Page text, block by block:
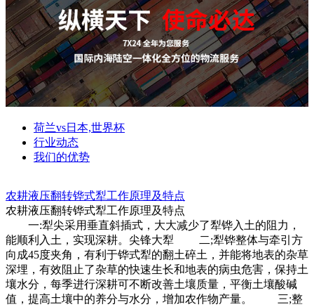
荷兰vs日本,世界杯
行业动态
我们的优势
农耕液压翻转铧式犁工作原理及特点
农耕液压翻转铧式犁工作原理及特点
一:犁尖采用垂直斜插式，大大减少了犁铧入土的阻力，
能顺利入土，实现深耕。尖锋大犁 二;犁铧整体与牵引方
向成45度夹角，有利于铧式犁的翻土碎土，并能将地表的杂草
深埋，有效阻止了杂草的快速生长和地表的病虫危害，保持土
壤水分，每季进行深耕可不断改善土壤质量，平衡土壤酸碱
值，提高土壤中的养分与水分，增加农作物产量。 三;整